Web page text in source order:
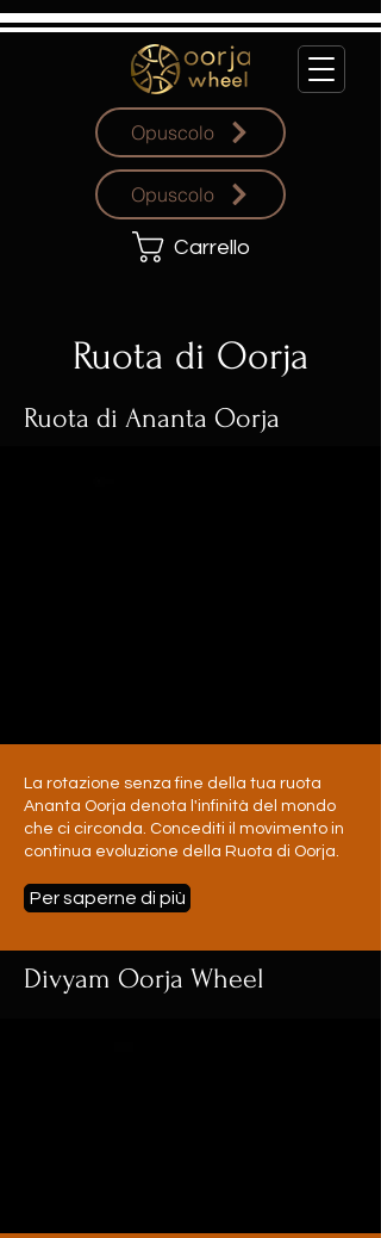
Opuscolo
Opuscolo
Carrello
Ruota di Oorja
Ruota di Ananta Oorja
La rotazione senza fine della tua ruota
Ananta Oorja denota l'infinità del mondo
che ci circonda. Concediti il movimento in
continua evoluzione della Ruota di Oorja.
Per saperne di più
Divyam Oorja Wheel